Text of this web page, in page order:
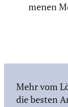
menen
Mehr vom
die besten